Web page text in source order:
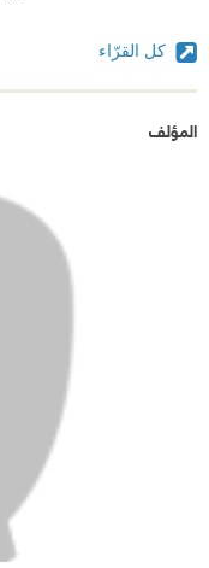
كل القرّاء
المؤلف